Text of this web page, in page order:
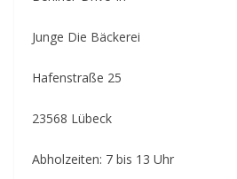
Junge Die Bäckerei
Hafenstraße 25
23568 Lübeck
Abholzeiten: 7 bis 13 Uhr